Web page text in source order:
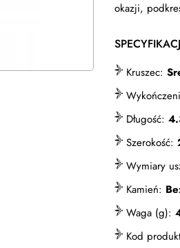
okazji,
Kruszec:
Długość:
Szerokość:
Wymiary
Kamień:
Waga (g):
Kod